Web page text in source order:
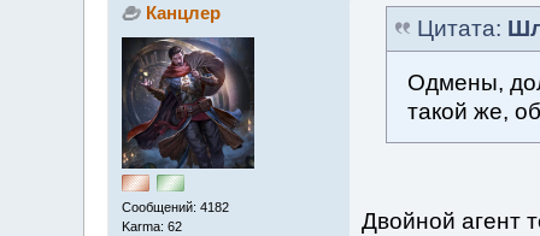
Канцлер
Сообщений: 4182
Karma: 62
Цитата:
Одмены,
такой же,
Двойной агент